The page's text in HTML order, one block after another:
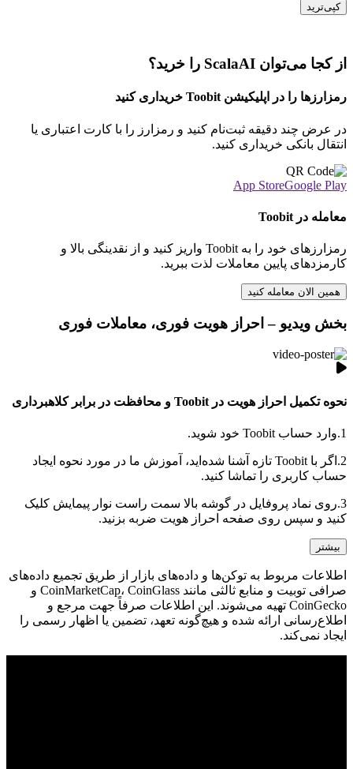
کپی‌ترید
از کجا می‌توان ScalaAI را خرید؟
رمزارزها را در اپلیکیشن Toobit خریداری کنید
در عرض چند دقیقه ثبت‌نام کنید و رمزارز را با کارت اعتباری یا
انتقال بانکی خریداری کنید.
App StoreGoogle Play
معامله در Toobit
رمزارزهای خود را به Toobit واریز کنید و از نقدینگی بالا و
کارمزدهای پایین معاملات لذت ببرید.
همین الان معامله کنید
بخش ویدیو – احراز هویت فوری، معاملات فوری
نحوه تکمیل احراز هویت در Toobit و محافظت در برابر کلاهبرداری
1. وارد حساب Toobit خود شوید.
2.
اگر با Toobit تازه آشنا شده‌اید، آموزش ما در مورد نحوه ایجاد
حساب کاربری را تماشا کنید.
3. روی نماد پروفایل در گوشه بالا سمت راست نوار پیمایش کلیک
کنید و سپس روی صفحه احراز هویت ضربه بزنید.
بیشتر
اطلاعات مربوط به توکن‌ها و داده‌های بازار از طریق تجمیع داده‌های
صرافی توبیت و منابع ثالثی مانند CoinMarketCap، CoinGlass و
CoinGecko تهیه می‌شوند. این اطلاعات صرفاً جهت مرجع و
اطلاع‌رسانی ارائه شده و هیچ‌گونه تعهد، تضمین یا اظهار رسمی را
ایجاد نمی‌کند.